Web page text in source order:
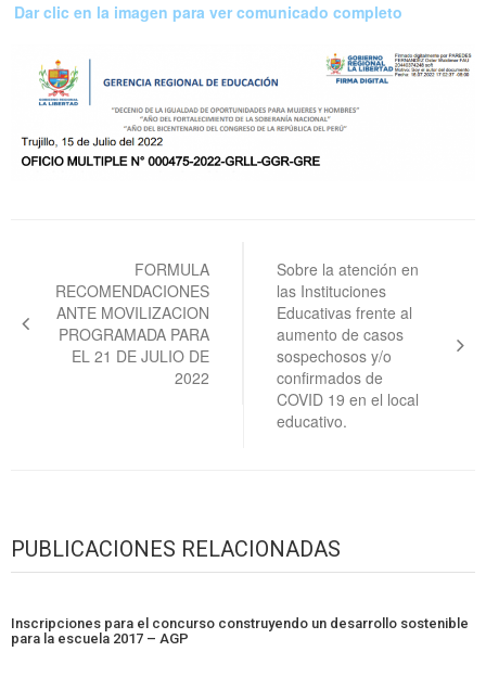
Dar clic en la imagen para ver comunicado completo
entradas
FORMULA
RECOMENDACIONES
ANTE MOVILIZACION
PROGRAMADA PARA
EL 21 DE JULIO DE
2022
Sobre la atención en
las Instituciones
Educativas frente al
aumento de casos
sospechosos y/o
confirmados de
COVID 19 en el local
educativo.
PUBLICACIONES RELACIONADAS
Inscripciones para el concurso construyendo un desarrollo sostenible
para la escuela 2017 – AGP